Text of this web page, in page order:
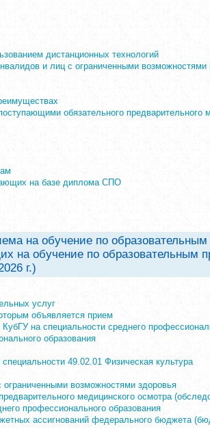
дистанционных технологий
и лиц с ограниченными возможностями
обязательного предварительного
на базе диплома СПО
на обучение по
на обучение по образовательным
г.)
услуг
объявляется прием
на специальности среднего
образования
49.02.01 Физическая культура
возможностями здоровья
медицинского осмотра
профессионального образования
ассигнований федерального бюджета